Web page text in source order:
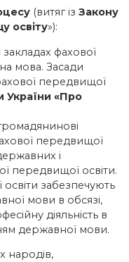
(витяг із Закону
освіту»):
фахової
мова. Засади
передвищої
України «Про
передвищої
і
передвищої освіти.
забезпечують
мови в обсязі,
діяльність в
державної мови.
народів,